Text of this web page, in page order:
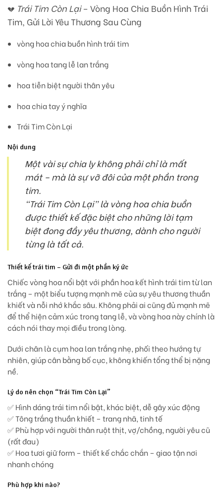
💔 Trái Tim Còn Lại– Vòng Hoa Chia Buồn Hình Trái
Tim, Gửi Lời Yêu Thương Sau Cùng
vòng hoa chia buồn hình trái tim
vòng hoa tang lễ lan trắng
hoa tiễn biệt người thân yêu
hoa chia tay ý nghĩa
Trái Tim Còn Lại
Nội dung
Một vài sự chia ly không phải chỉ là mất
mát – mà làsự vỡ đôi của một phần trong
tim.
“Trái Tim Còn Lại”là vòng hoa chia buồn
được thiết kế đặc biệt cho những lời tạm
biệt đong đầy yêu thương, dành cho người
từng là tất cả.
Thiết kế trái tim – Gửi đi một phần ký ức
Chiếc vòng hoa nổi bật với phần hoakết hình trái tim từ lan
trắng– một biểu tượng mạnh mẽ của sự yêu thương thuần
khiết và nỗi nhớ khắc sâu. Không phải ai cũng đủ mạnh mẽ
để thể hiện cảm xúc trong tang lễ, và vòng hoa này chính là
cách nói thay mọi điều trong lòng.
Dưới chân là cụm hoa lan trắng nhẹ, phối theo hướng tự
nhiên, giúp cân bằng bố cục, không khiến tổng thể bị nặng
nề.
Lý do nên chọn “Trái Tim Còn Lại”
✅Hình dáng trái tim nổi bật, khác biệt, dễ gây xúc động
✅Tông trắng thuần khiết – trang nhã, tinh tế
✅Phù hợp với người thân ruột thịt, vợ/chồng, người yêu cũ
(rất đau)
✅Hoa tươi giữ form – thiết kế chắc chắn – giao tận nơi
nhanh chóng
Phù hợp khi nào?